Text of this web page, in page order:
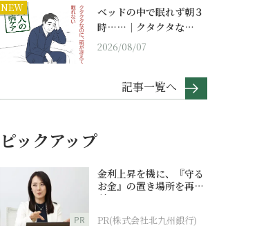
NEW
ベッドの中で眠れず朝３
時……｜クタクタな…
2026/08/07
記事一覧へ
ピックアップ
PR
金利上昇を機に、『守る
お金』の置き場所を再検
討
PR(株式会社北九州銀行)